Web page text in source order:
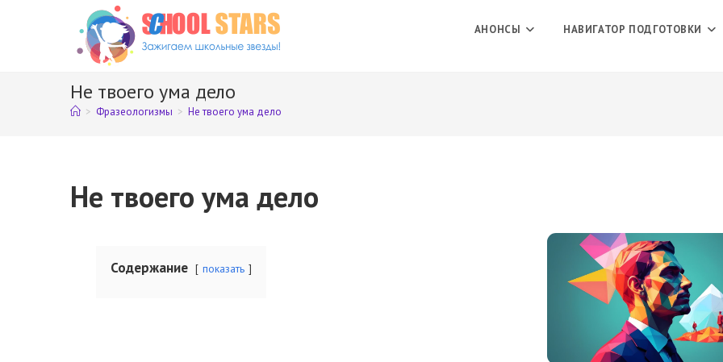
АНОНСЫ НАВИГАТОР ПОДГОТОВКИ
Не твоего ума дело
> Фразеологизмы > Не твоего ума дело
Не твоего ума дело
Содержание показать